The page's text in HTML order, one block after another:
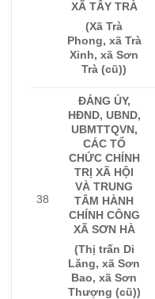
XÃ TÂY TRÀ
(Xã Trà
Phong, xã Trà
Xinh, xã Sơn
Trà (cũ))
38
ĐẢNG ỦY,
HĐND, UBND,
UBMTTQVN,
CÁC TỔ
CHỨC CHÍNH
TRỊ XÃ HỘI
VÀ TRUNG
TÂM HÀNH
CHÍNH CÔNG
XÃ SƠN HÀ
(Thị trấn Di
Lăng, xã Sơn
Bao, xã Sơn
Thượng (cũ))